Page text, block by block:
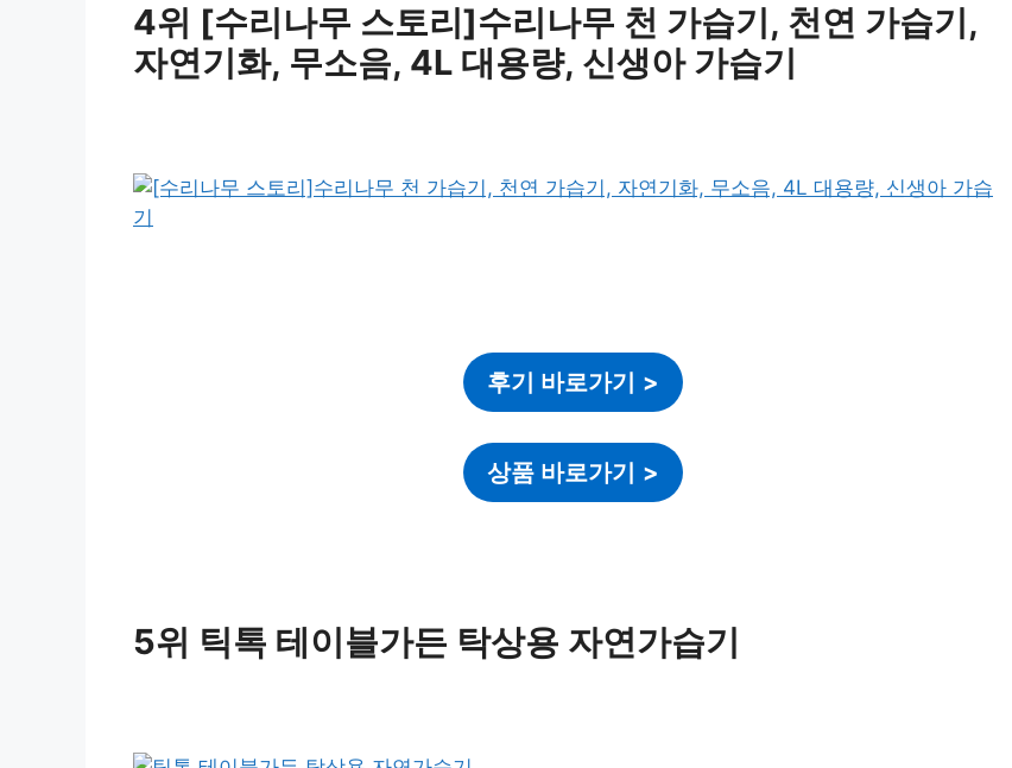
4위 [수리나무 스토리]수리나무 천 가습기, 천연 가습기,
자연기화, 무소음, 4L 대용량, 신생아 가습기
후기 바로가기 >
상품 바로가기 >
5위 틱톡 테이블가든 탁상용 자연가습기